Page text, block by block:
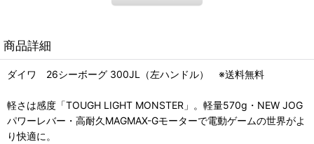
商品詳細
ダイワ 26シーボーグ 300JL（左ハンドル） ※送料無料
軽さは感度「TOUGH LIGHT MONSTER」。軽量570g・NEW JOG
パワーレバー・高耐久MAGMAX-Gモーターで電動ゲームの世界がよ
り快適に。